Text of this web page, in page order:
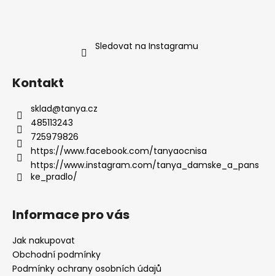
Sledovat na Instagramu
Kontakt
sklad@tanya.cz
485113243
725979826
https://www.facebook.com/tanyaocnisa
https://www.instagram.com/tanya_damske_a_pans
ke_pradlo/
Informace pro vás
Jak nakupovat
Obchodní podmínky
Podmínky ochrany osobních údajů